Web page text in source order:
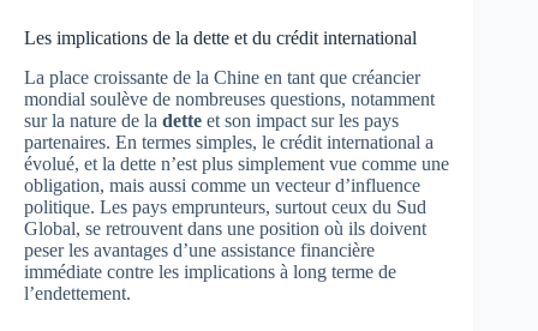
Les implications de la dette et du crédit international
La place croissante de la Chine en tant que créancier
mondial soulève de nombreuses questions, notamment
sur la nature de la dette et son impact sur les pays
partenaires. En termes simples, le crédit international a
évolué, et la dette n’est plus simplement vue comme une
obligation, mais aussi comme un vecteur d’influence
politique. Les pays emprunteurs, surtout ceux du Sud
Global, se retrouvent dans une position où ils doivent
peser les avantages d’une assistance financière
immédiate contre les implications à long terme de
l’endettement.